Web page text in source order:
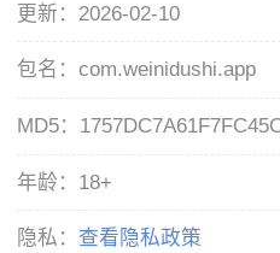
更新： 2026-02-10
包名：com.weinidushi.app
MD5：
年龄： 18+
隐私： 查看隐私政策